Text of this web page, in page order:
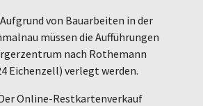
Aufgrund von Bauarbeiten in der
müssen die Aufführungen
nach Rothemann
Eichenzell) verlegt werden.
Der Online-Restkartenverkauf